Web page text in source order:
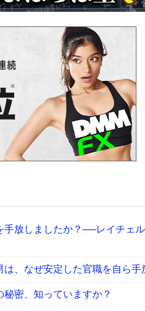
手放しましたか？──レイチェ
は、なぜ安定した官職を自ら手
秘密、知っていますか？